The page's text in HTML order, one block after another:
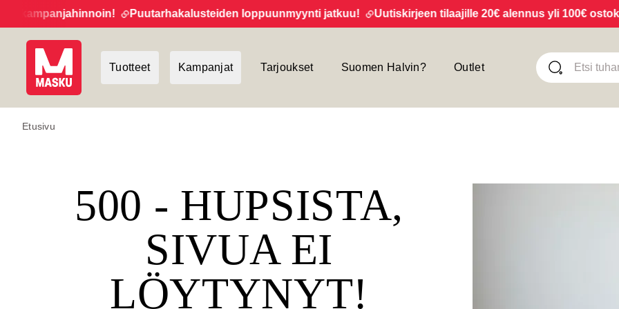
Puutarhakalusteiden loppuunmyynti jatkuu! Uutiskirjeen tilaajille 20€ alennus yli 100€
Tuotteet Kampanjat Tarjoukset Suomen Halvin? Outlet
Etusivu
500 - HUPSISTA,
SIVUA EI
LÖYTYNYT!